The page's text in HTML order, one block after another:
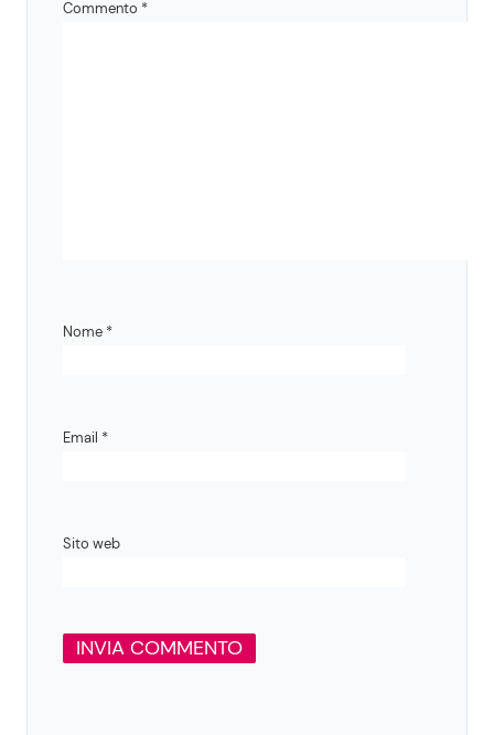
Commento *
Nome *
Email *
Sito web